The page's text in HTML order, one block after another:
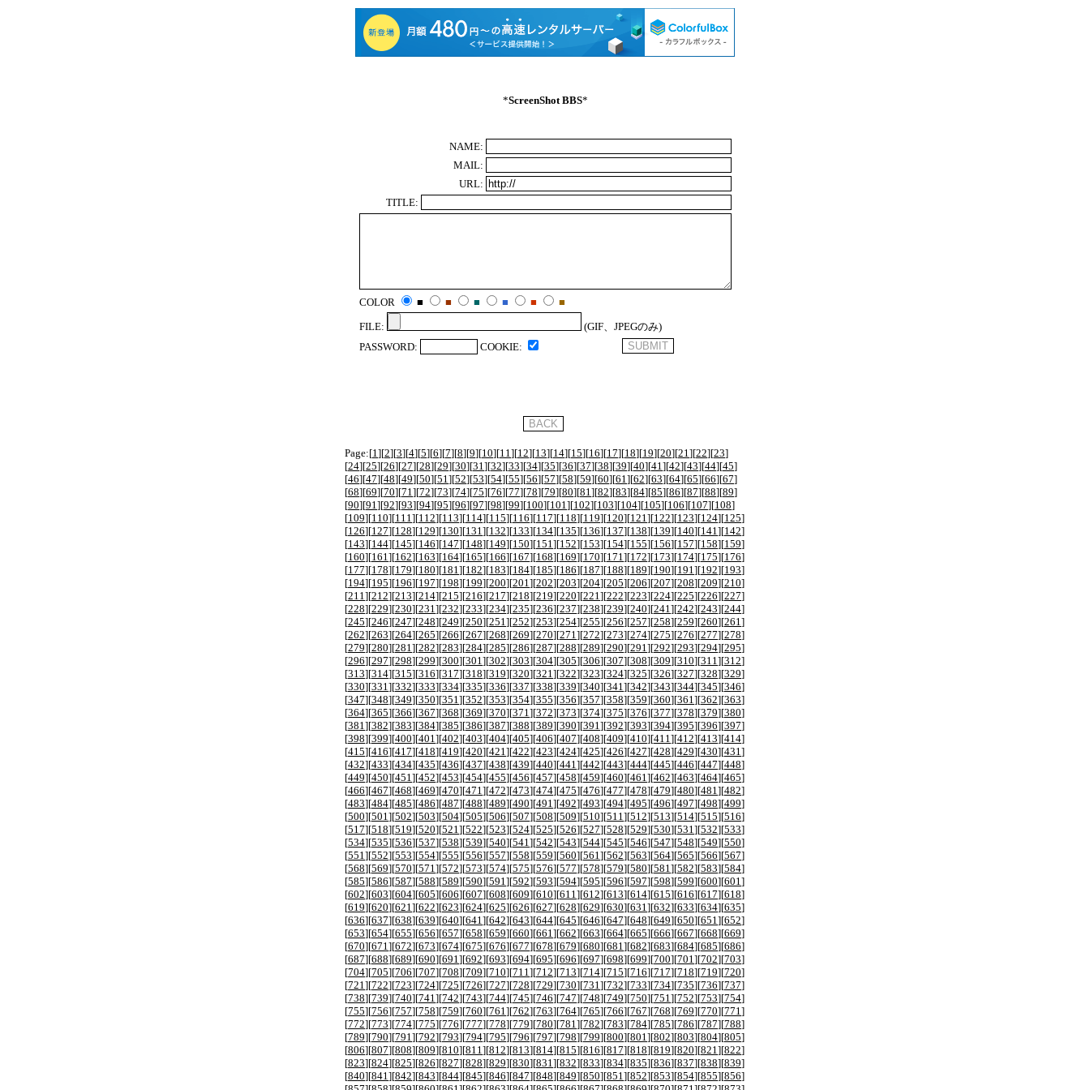
*ScreenShot BBS*
NAME:
MAIL:
URL:
TITLE:
COLOR ■ ■ ■ ■ ■
■
FILE:
(GIF、JPEGのみ)
PASSWORD:
COOKIE:
Page:[1 ][2][3][4][5][6][7][8][9][10][11 ][12][13][14][15][16][17][18][19][20][21 ][22][23]
[24][25][26][27][28][29][30][31 ][32][33][34][35][36][37][38][39][40][41 ][42][43][44][45]
[46][47][48][49][50][51 ][52][53][54][55][56][57][58][59][60][61 ][62][63][64][65][66][67]
[68][69][70][71 ][72][73][74][75][76][77][78][79][80][81 ][82][83][84][85][86][87][88][89]
[90][91 ][92][93][94][95][96][97][98][99][100][101 ][102][103][104][105][106][107][108]
[109][110][111 ][112][113][114][115][116][117][118][119][120][121 ][122][123][124][125]
[126][127][128][129][130][131 ][132][133][134][135][136][137][138][139][140][141 ][142]
[143][144][145][146][147][148][149][150][151 ][152][153][154][155][156][157][158][159]
[160][161 ][162][163][164][165][166][167][168][169][170][171 ][172][173][174][175][176]
[177][178][179][180][181 ][182][183][184][185][186][187][188][189][190][191 ][192][193]
[194][195][196][197][198][199][200][201 ][202][203][204][205][206][207][208][209][210]
[211 ][212][213][214][215][216][217][218][219][220][221 ][222][223][224][225][226][227]
[228][229][230][231 ][232][233][234][235][236][237][238][239][240][241 ][242][243][244]
[245][246][247][248][249][250][251 ][252][253][254][255][256][257][258][259][260][261 ]
[262][263][264][265][266][267][268][269][270][271 ][272][273][274][275][276][277][278]
[279][280][281 ][282][283][284][285][286][287][288][289][290][291 ][292][293][294][295]
[296][297][298][299][300][301 ][302][303][304][305][306][307][308][309][310][311 ][312]
[313][314][315][316][317][318][319][320][321 ][322][323][324][325][326][327][328][329]
[330][331 ][332][333][334][335][336][337][338][339][340][341 ][342][343][344][345][346]
[347][348][349][350][351 ][352][353][354][355][356][357][358][359][360][361 ][362][363]
[364][365][366][367][368][369][370][371 ][372][373][374][375][376][377][378][379][380]
[381 ][382][383][384][385][386][387][388][389][390][391 ][392][393][394][395][396][397]
[398][399][400][401 ][402][403][404][405][406][407][408][409][410][411 ][412][413][414]
[415][416][417][418][419][420][421 ][422][423][424][425][426][427][428][429][430][431 ]
[432][433][434][435][436][437][438][439][440][441 ][442][443][444][445][446][447][448]
[449][450][451 ][452][453][454][455][456][457][458][459][460][461 ][462][463][464][465]
[466][467][468][469][470][471 ][472][473][474][475][476][477][478][479][480][481 ][482]
[483][484][485][486][487][488][489][490][491 ][492][493][494][495][496][497][498][499]
[500][501 ][502][503][504][505][506][507][508][509][510][511 ][512][513][514][515][516]
[517][518][519][520][521 ][522][523][524][525][526][527][528][529][530][531 ][532][533]
[534][535][536][537][538][539][540][541 ][542][543][544][545][546][547][548][549][550]
[551 ][552][553][554][555][556][557][558][559][560][561 ][562][563][564][565][566][567]
[568][569][570][571 ][572][573][574][575][576][577][578][579][580][581 ][582][583][584]
[585][586][587][588][589][590][591 ][592][593][594][595][596][597][598][599][600][601 ]
[602][603][604][605][606][607][608][609][610][611 ][612][613][614][615][616][617][618]
[619][620][621 ][622][623][624][625][626][627][628][629][630][631 ][632][633][634][635]
[636][637][638][639][640][641 ][642][643][644][645][646][647][648][649][650][651 ][652]
[653][654][655][656][657][658][659][660][661 ][662][663][664][665][666][667][668][669]
[670][671 ][672][673][674][675][676][677][678][679][680][681 ][682][683][684][685][686]
[687][688][689][690][691 ][692][693][694][695][696][697][698][699][700][701 ][702][703]
[704][705][706][707][708][709][710][711 ][712][713][714][715][716][717][718][719][720]
[721 ][722][723][724][725][726][727][728][729][730][731 ][732][733][734][735][736][737]
[738][739][740][741 ][742][743][744][745][746][747][748][749][750][751 ][752][753][754]
[755][756][757][758][759][760][761 ][762][763][764][765][766][767][768][769][770][771 ]
[772][773][774][775][776][777][778][779][780][781 ][782][783][784][785][786][787][788]
[789][790][791 ][792][793][794][795][796][797][798][799][800][801 ][802][803][804][805]
[806][807][808][809][810][811 ][812][813][814][815][816][817][818][819][820][821 ][822]
[823][824][825][826][827][828][829][830][831 ][832][833][834][835][836][837][838][839]
[840][841 ][842][843][844][845][846][847][848][849][850][851 ][852][853][854][855][856]